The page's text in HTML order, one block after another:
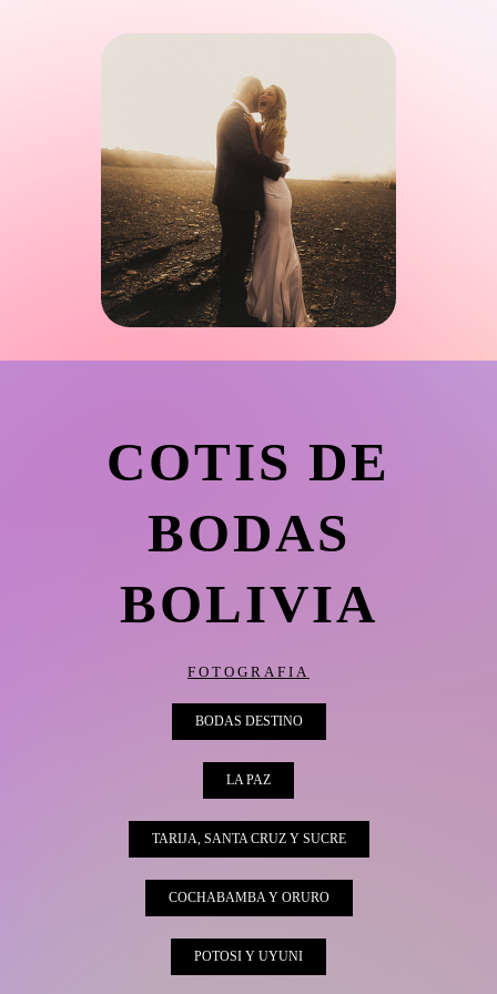
COTIS DE
BODAS
BOLIVIA
FOTOGRAFIA
BODAS DESTINO
LA PAZ
TARIJA, SANTA CRUZ Y SUCRE
COCHABAMBA Y ORURO
POTOSI Y UYUNI